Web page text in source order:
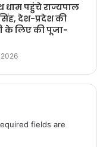
धाम पहुंचे राज्यपाल
देश-प्रदेश की
के लिए की पूजा-
fields are